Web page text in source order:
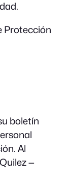
Protección
boletín
Al
—